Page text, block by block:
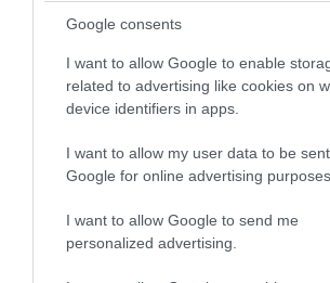
Google consents
I want to allow Google to enable
related to advertising like cookies on
device identifiers in apps.
I want to allow my user data to be
Google for online advertising purposes.
I want to allow Google to send me
personalized advertising.
Η Κίνα επέδειξε για πρώτη φορά
αεροπορική πυρηνική της τριάδα